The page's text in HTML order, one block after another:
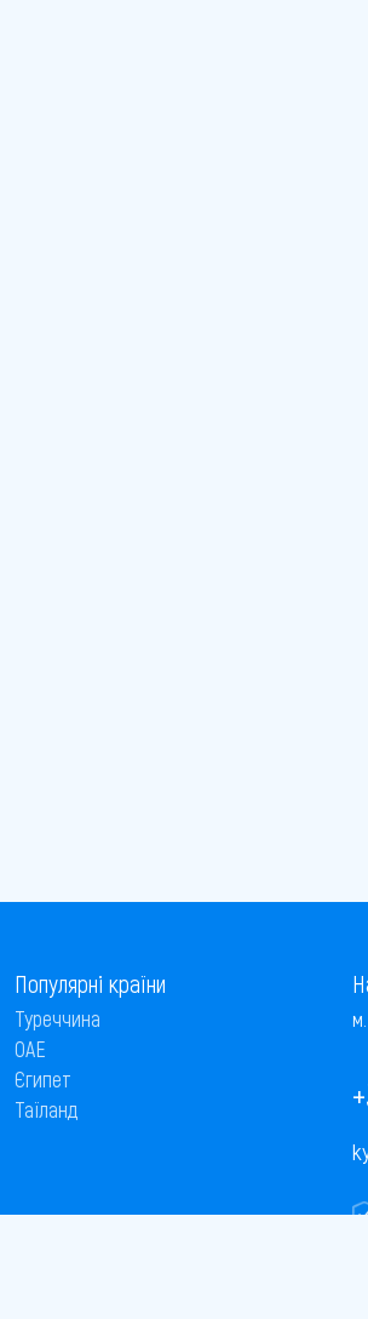
Популярні країни
Туреччина
ОАЕ
Єгипет
Таїланд